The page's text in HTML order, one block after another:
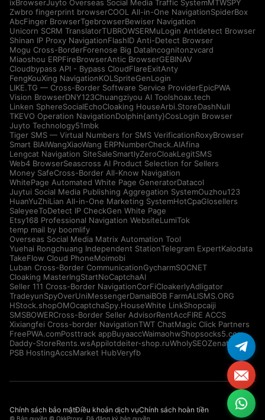
ixBrowserJuyto Overseas Social Media Traffic SystemMTWSPY
Zwbro fingerprint browserCOOL All-in-One NavigationSpiderBox
AbcFinger BrowserTgebrowserBewiser Navigation
Unicorn SCRM TranslatorTUBROWSERMuLogin Antidetect Browser
Shinan IP Proxy NavigationFlashID Anti-Detect Browser
Mogu Cross-BorderForenose Big DataIncognitonzvcard
Miaoshou ERPFireBrowserAntic BrowserGEBINAV
Cloudbypass API - Bypass CloudFlareExitAnty
FengKouXing NavigationKOLSpriteGenLogin
LIKE.TG — Cross-Border Software Service ProviderEpicPWA
Vision BrowserDNY123Chuangziyou AI Toolshoax.tech
Linken SphereSocialEchoCloaking HouseArbi.StoreDashNull
TKEVO Operation NavigationDolphin{anty}CosLogin Browser
Juyto Technology51mbk
Tiger SMS — Virtual Numbers for SMS VerificationRoxyBrowser
Smart BIAIWangXiaoWang ERPNumberCheck.AIAfina
Lengcat Navigation SiteSaleSmartlyZeroCloakLegitSMS
Web4 BrowserSeascross AI Product Selection for Sellers
Money SafeCross-Border All-Know Navigation
WhitePage Automated White Page GeneratorDatacol
Juytui Social Media Publishing Aggregation SystemOuzhou123
HuanYuZhiLian All-in-One Marketing SystemHotCpaGlosellers
SaleyeeToDetect IP CheckGen White Page
Etsy168 Professional Navigation WebsiteLumiTok
temp mail by boomlify
Overseas Social Media Matrix Automation Tool
Yuehai Rongchuang Independent StationTelegram ExpertKalodata
TakeFlow Cloud PhoneMoimobi
Luban Cross-Border CommunicationGycharmSOCNET
Cloaking MasterIngStartNoCaptchaAI
Seller 111 Cross-Border NavigationCorFiCloakerlyAdligator
TradeyunSpyOverUniMessengerDamaiBOB FarmALISMS.ORG
HStock.shopOMOcaptchaSpy.HouseWhite LinkShopcaiji
SMSBOWERCross-Border Seller AdvisorRentAccFIRE ACCS
Xixiangfei Cross-border NavigationTWT ChatMagic Click Partners
FreePWA.comPosttrack appBuyaaccWaimaohwShopsocks5.com
Daddy-StoreRents.wsAppilotdeiter-shop.ruWholySEOZenattica
PSB HostingAccsMarket HubVeryfb
Chính sách bảo mậtĐiều khoản dịch vụChính sách hoàn tiền
© Bản quyền © OkkProxy. Đã đăng ký bản quyền